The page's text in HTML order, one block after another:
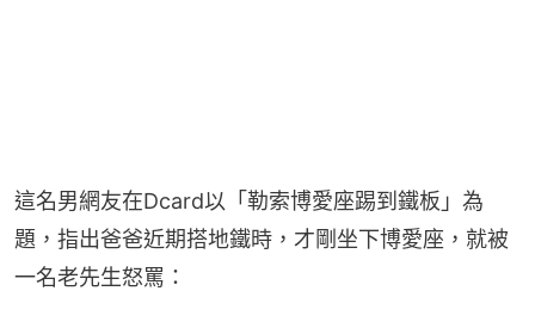
這名男網友在Dcard以「勒索博愛座踢到鐵板」為
題，指出爸爸近期搭地鐵時，才剛坐下博愛座，就被
一名老先生怒罵：